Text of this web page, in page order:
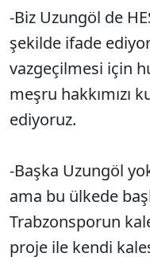
-Biz Uzungöl de
şekilde ifade
vazgeçilmesi için
meşru hakkımızı
ediyoruz.
-Başka Uzungöl
ama bu ülkede
Trabzonsporun
proje ile kendi